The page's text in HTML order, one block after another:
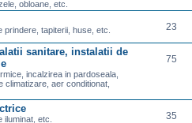
obloane, etc.
tapiterii, huse, etc. 23
sanitare, instalatii de
incalzirea in pardoseala,
climatizare, aer conditionat,
75
etc.
35